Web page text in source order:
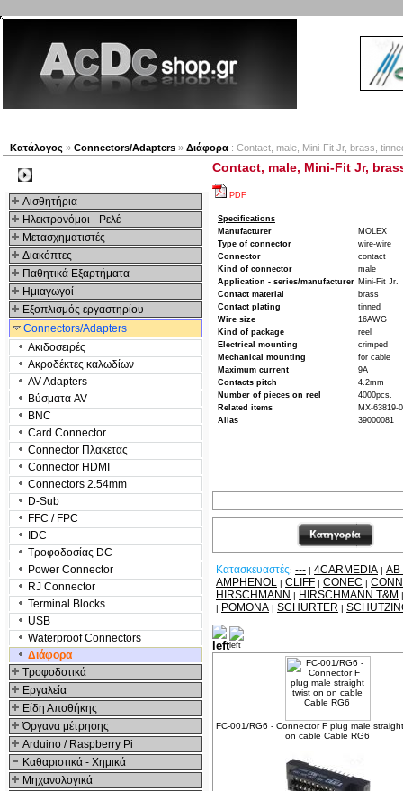
Κατάλογος » Connectors/Adapters » Διάφορα : Contact, male, Mini-Fit Jr, brass,
Αισθητήρια
Ηλεκτρονόμοι - Ρελέ
Μετασχηματιστές
Διακόπτες
Παθητικά Εξαρτήματα
Hμιαγωγοί
Εξοπλισμός εργαστηρίου
Connectors/Adapters
Ακιδοσειρές
Ακροδέκτες καλωδίων
AV Adapters
Βύσματα AV
BNC
Card Connector
Connector Πλακετας
Connector HDMI
Connectors 2.54mm
D-Sub
FFC / FPC
IDC
Τροφοδοσίας DC
Power Connector
RJ Connector
Terminal Blocks
USB
Waterproof Connectors
Διάφορα
Τροφοδοτικά
Εργαλεία
Είδη Αποθήκης
Όργανα μέτρησης
Arduino / Raspberry Pi
Καθαριστικά - Χημικά
Μηχανολογικά
Contact, male, Mini-Fit Jr,
PDF
Specifications
Manufacturer
MOLEX
Type of connector
wire-wire
Connector
contact
Kind of connector
male
Application - series/manufacturer Mini-Fit Jr.
Contact material
brass
Contact plating
tinned
Wire size
16AWG
Kind of package
reel
Electrical mounting
crimped
Mechanical mounting
for cable
Maximum current
9A
Contacts pitch
4.2mm
Number of pieces on reel
4000pcs.
Related items
MX-63819-
Alias
39000081
Κατασκευαστές: --- | 4CARMEDIA | AB
AMPHENOL | CLIFF | CONEC |
HIRSCHMANN | HIRSCHMANN T&M
| POMONA | SCHURTER |
FC-001/RG6 - Connector F plug male
on cable Cable RG6